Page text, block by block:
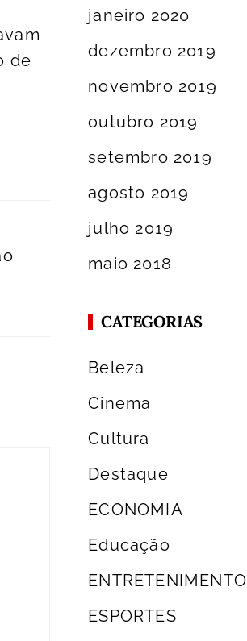
de
janeiro 2020
dezembro 2019
novembro 2019
outubro 2019
setembro 2019
agosto 2019
julho 2019
maio 2018
CATEGORIAS
Beleza
Cinema
Cultura
Destaque
ECONOMIA
Educação
ENTRETENIMENTO
ESPORTES